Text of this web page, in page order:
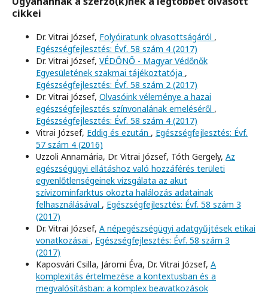
cikkei
Dr. Vitrai József, Folyóiratunk olvasottságáról ,
Egészségfejlesztés: Évf. 58 szám 4 (2017)
Dr. Vitrai József, VÉDŐNŐ - Magyar Védőnők
Egyesületének szakmai tájékoztatója ,
Egészségfejlesztés: Évf. 58 szám 2 (2017)
Dr. Vitrai József, Olvasóink véleménye a hazai
egészségfejlesztés színvonalának emeléséről ,
Egészségfejlesztés: Évf. 58 szám 4 (2017)
Vitrai József, Eddig és ezután , Egészségfejlesztés: Évf.
57 szám 4 (2016)
Uzzoli Annamária, Dr. Vitrai József, Tóth Gergely, Az
egészségügyi ellátáshoz való hozzáférés területi
egyenlőtlenségeinek vizsgálata az akut
szívizominfarktus okozta halálozás adatainak
felhasználásával , Egészségfejlesztés: Évf. 58 szám 3
(2017)
Dr. Vitrai József, A népegészségügyi adatgyűjtések etikai
vonatkozásai , Egészségfejlesztés: Évf. 58 szám 3
(2017)
Kaposvári Csilla, Járomi Éva, Dr. Vitrai József, A
komplexitás értelmezése a kontextusban és a
megvalósításban: a komplex beavatkozások